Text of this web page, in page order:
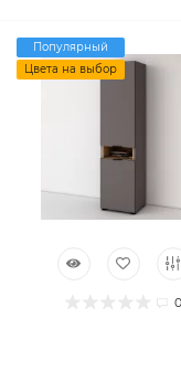
Популярный
Цвета на выбор
0